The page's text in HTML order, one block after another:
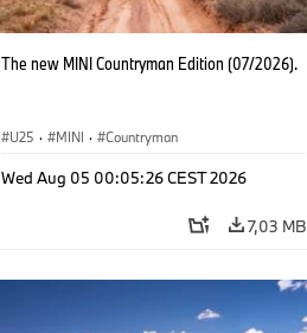
The new MINI Countryman Edition (07/2026).
U25 · MINI · Countryman
Wed Aug 05 00:05:26 CEST 2026
7,03 MB